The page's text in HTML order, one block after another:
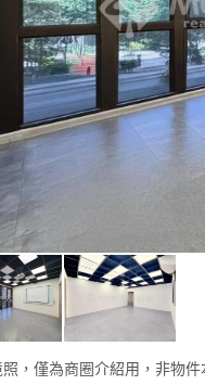
，僅為商圈介紹用，非物